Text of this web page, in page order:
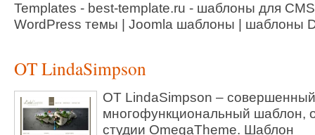
Templates - best-template.ru - шаблоны для
WordPress темы | Joomla шаблоны | шаблоны
OT LindaSimpson
OT LindaSimpson –
многофункциональный шаблон,
студии OmegaTheme. Шаблон